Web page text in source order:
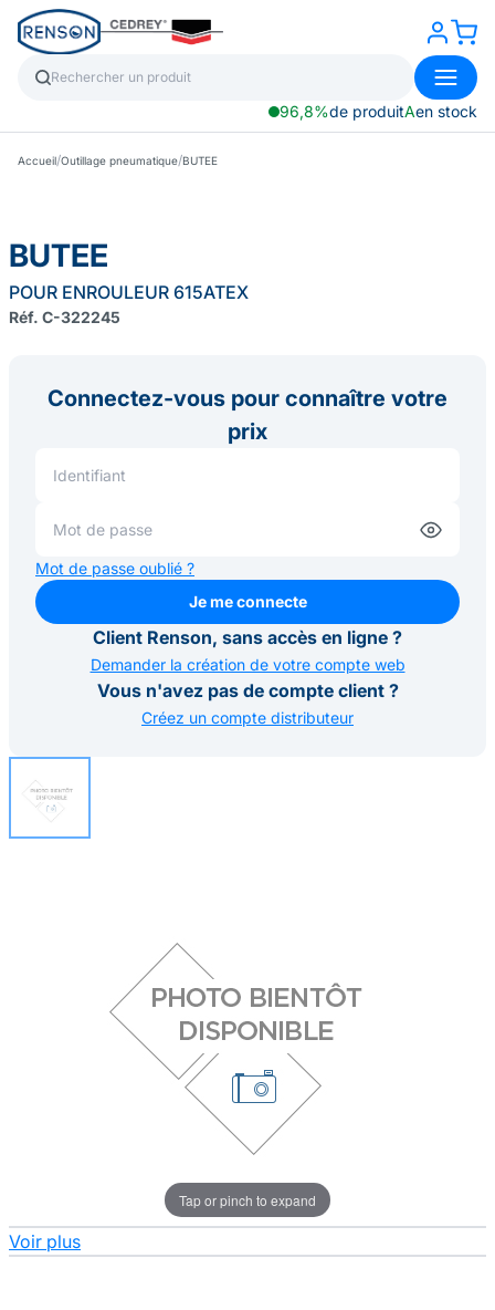
96,8%de produitAen stock
Accueil/Outillage pneumatique/BUTEE
Tap or pinch to expand
Voir plus
BUTEE
POUR ENROULEUR 615ATEX
Réf. C-322245
Connectez-vous pour connaître votre
prix
Mot de passe oublié ?
Je me connecte
Je me connecte
Client Renson, sans accès en ligne ?
Demander la création de votre compte web
Vous n'avez pas de compte client ?
Créez un compte distributeur